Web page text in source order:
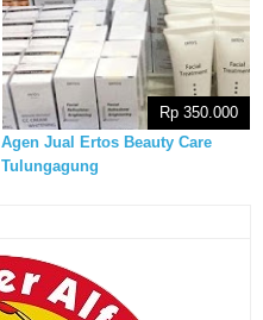
Agen Jual Ertos Beauty Care
Tulungagung
Rp 350.000